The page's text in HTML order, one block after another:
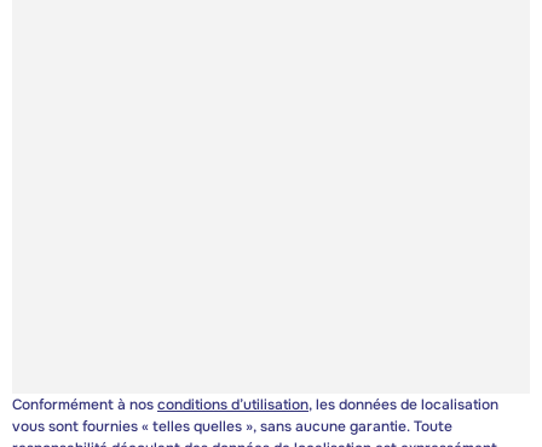
Conformément à nosconditions d’utilisation, les données de localisation
vous sont fournies « telles quelles », sans aucune garantie. Toute